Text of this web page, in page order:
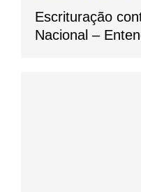
Escrituração
Nacional –